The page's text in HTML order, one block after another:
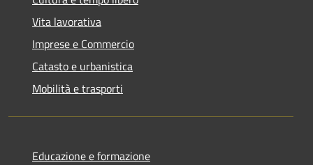
Vita lavorativa
Imprese e Commercio
Catasto e urbanistica
Mobilità e trasporti
Educazione e formazione